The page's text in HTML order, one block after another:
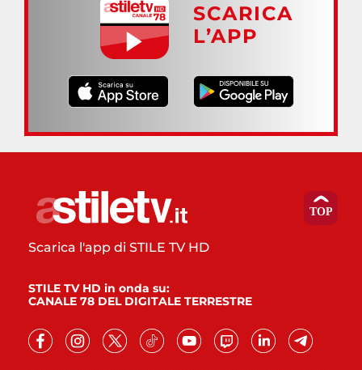
SCARICA
L’APP
Scarica l'app di STILE TV HD
STILE TV HD in onda su:
CANALE 78 DEL DIGITALE TERRESTRE